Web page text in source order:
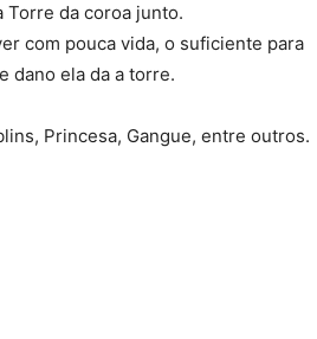
da coroa junto.
com pouca vida, o suficiente para
dano ela da a torre.
Princesa, Gangue, entre outros.